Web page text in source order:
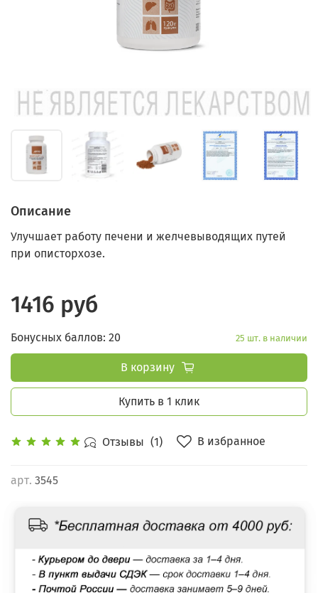
Отзывы (1) В избранное
арт. 3545
Описание
Улучшает работу печени и желчевыводящих путей
при описторхозе.
1416 руб
Бонусных баллов: 20 25 шт. в наличии
В корзину
Купить в 1 клик